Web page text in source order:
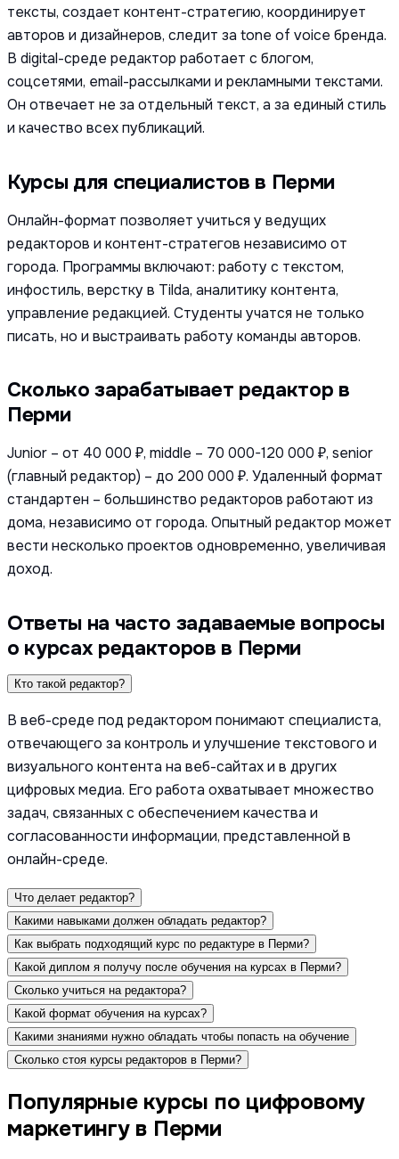
тексты, создает контент-стратегию, координирует
авторов и дизайнеров, следит за tone of voice бренда.
В digital-среде редактор работает с блогом,
соцсетями, email-рассылками и рекламными текстами.
Он отвечает не за отдельный текст, а за единый стиль
и качество всех публикаций.
Курсы для специалистов в Перми
Онлайн-формат позволяет учиться у ведущих
редакторов и контент-стратегов независимо от
города. Программы включают: работу с текстом,
инфостиль, верстку в Tilda, аналитику контента,
управление редакцией. Студенты учатся не только
писать, но и выстраивать работу команды авторов.
Сколько зарабатывает редактор в
Перми
Junior – от 40 000 ₽, middle – 70 000-120 000 ₽, senior
(главный редактор) – до 200 000 ₽. Удаленный формат
стандартен – большинство редакторов работают из
дома, независимо от города. Опытный редактор может
вести несколько проектов одновременно, увеличивая
доход.
Ответы на часто задаваемые вопросы
о курсах редакторов в Перми
Кто такой редактор?
В веб-среде под редактором понимают специалиста,
отвечающего за контроль и улучшение текстового и
визуального контента на веб-сайтах и в других
цифровых медиа. Его работа охватывает множество
задач, связанных с обеспечением качества и
согласованности информации, представленной в
онлайн-среде.
Что делает редактор?
Какими навыками должен обладать редактор?
Как выбрать подходящий курс по редактуре в Перми?
Какой диплом я получу после обучения на курсах в Перми?
Сколько учиться на редактора?
Какой формат обучения на курсах?
Какими знаниями нужно обладать чтобы попасть на обучение
Сколько стоя курсы редакторов в Перми?
Популярные курсы по цифровому
маркетингу в Перми